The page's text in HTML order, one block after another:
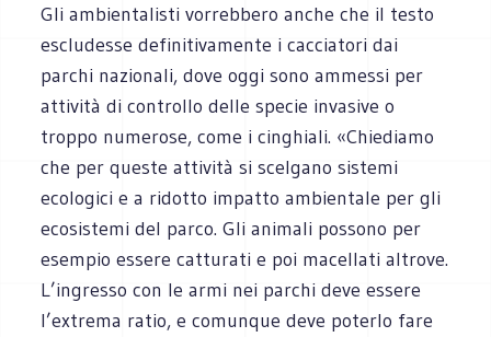
Gli ambientalisti vorrebbero anche che il testo
escludesse definitivamente i cacciatori dai
parchi nazionali, dove oggi sono ammessi per
attività di controllo delle specie invasive o
troppo numerose, come i cinghiali. «Chiediamo
che per queste attività si scelgano sistemi
ecologici e a ridotto impatto ambientale per gli
ecosistemi del parco. Gli animali possono per
esempio essere catturati e poi macellati altrove.
L’ingresso con le armi nei parchi deve essere
l’extrema ratio, e comunque deve poterlo fare